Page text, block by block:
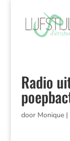
Radio
door Monique|